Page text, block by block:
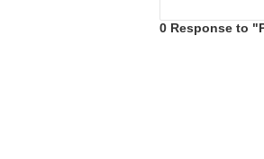
0 Response to